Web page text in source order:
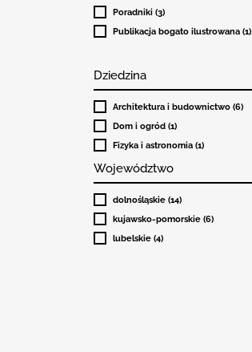
Poradniki (3)
Publikacja bogato ilustrowana (1)
Dziedzina
Architektura i budownictwo (6)
Dom i ogród (1)
Fizyka i astronomia (1)
Województwo
dolnośląskie (14)
kujawsko-pomorskie (6)
lubelskie (4)